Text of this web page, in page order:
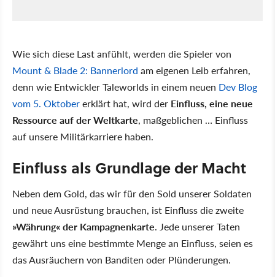
Wie sich diese Last anfühlt, werden die Spieler von
Mount & Blade 2: Bannerlord am eigenen Leib erfahren,
denn wie Entwickler Taleworlds in einem neuen Dev Blog
vom 5. Oktobererklärt hat, wird der Einfluss, eine neue
Ressource auf der Weltkarte, maßgeblichen … Einfluss
auf unsere Militärkarriere haben.
Einfluss als Grundlage der Macht
Neben dem Gold, das wir für den Sold unserer Soldaten
und neue Ausrüstung brauchen, ist Einfluss die zweite
»Währung« der Kampagnenkarte. Jede unserer Taten
gewährt uns eine bestimmte Menge an Einfluss, seien es
das Ausräuchern von Banditen oder Plünderungen.